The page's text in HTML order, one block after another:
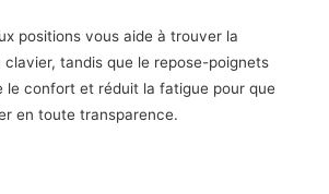
positions vous aide à trouver la
clavier, tandis que le repose-poignets
le confort et réduit la fatigue pour que
en toute transparence.